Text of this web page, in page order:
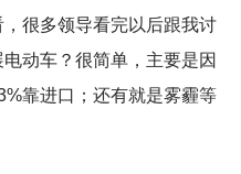
很多领导看完以后跟我讨
动车？很简单，主要是因
靠进口；还有就是雾霾等